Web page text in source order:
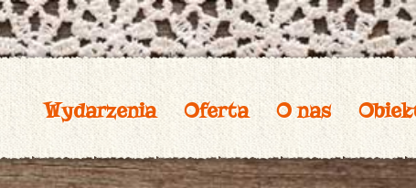
Przejdź
do
treści
Wydarzenia Oferta O nas